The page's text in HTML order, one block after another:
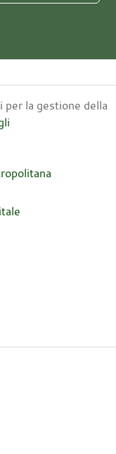
la gestione della